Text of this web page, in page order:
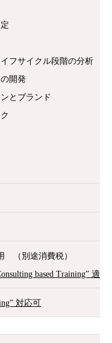
フサイクル段階の分析
開発
とブランド
（別途消費税）
based Training” 適
対応可